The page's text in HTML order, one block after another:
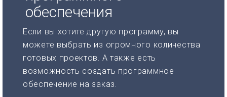
обеспечения
Если вы хотите другую программу, вы
можете выбрать из огромного количества
готовых проектов. А также есть
возможность создать программное
обеспечение на заказ.